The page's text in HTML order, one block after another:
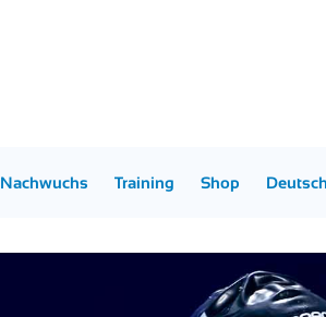
Nachwuchs Training Shop